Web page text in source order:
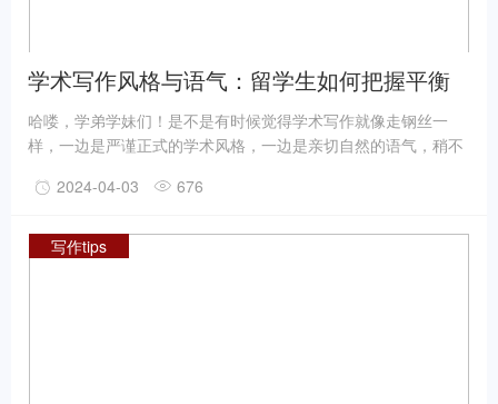
学术写作风格与语气：留学生如何把握平衡
哈喽，学弟学妹们！是不是有时候觉得学术写作就像走钢丝一
样，一边是严谨正式的学术风格，一边是亲切自然的语气，稍不
经验，让你们在学术写作的路上走得稳稳当当！
2024-04-03 676
写作tips